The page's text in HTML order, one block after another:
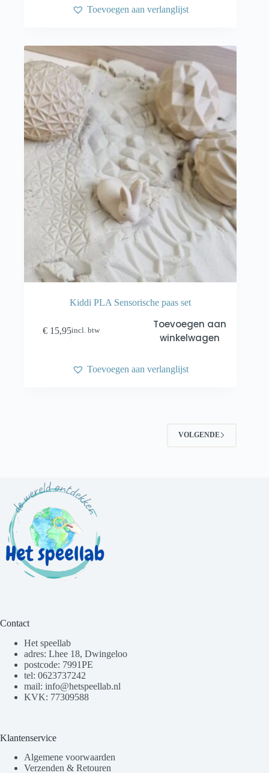
Toevoegen aan verlanglijst
Kiddi PLA Sensorische paas set
€ 15,95incl. btw
Toevoegen aan
winkelwagen
Toevoegen aan verlanglijst
VOLGENDE
Contact
Het speellab
adres: Lhee 18, Dwingeloo
postcode: 7991PE
tel: 0623737242
mail: info@hetspeellab.nl
KVK: 77309588
Klantenservice
Algemene voorwaarden
Verzenden & Retouren